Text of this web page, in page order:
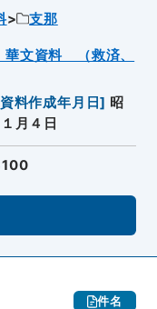
支那
文資料 （救済、
資料作成年月日] 昭
月４日
件名